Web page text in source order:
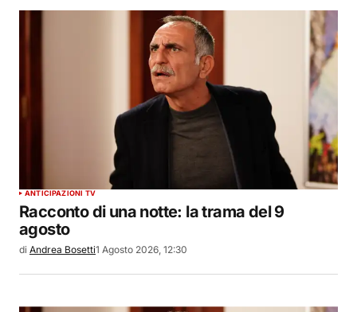
ANTICIPAZIONI TV
Racconto di una notte: la trama del 9
agosto
di Andrea Bosetti1 Agosto 2026, 12:30